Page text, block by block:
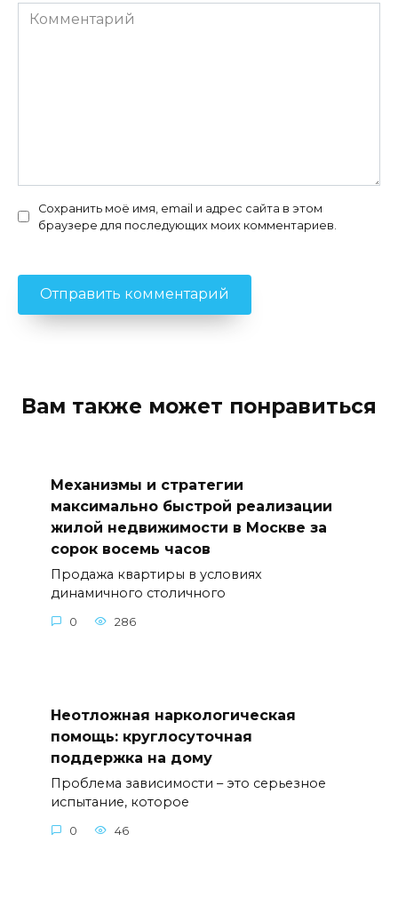
Комментарий
Сохранить моё имя, email и адрес сайта в этом
браузере для последующих моих комментариев.
Вам также может понравиться
Механизмы и стратегии
максимально быстрой реализации
жилой недвижимости в Москве за
сорок восемь часов
Продажа квартиры в условиях
динамичного столичного
0 286
Неотложная наркологическая
помощь: круглосуточная
поддержка на дому
Проблема зависимости – это серьезное
испытание, которое
0 46